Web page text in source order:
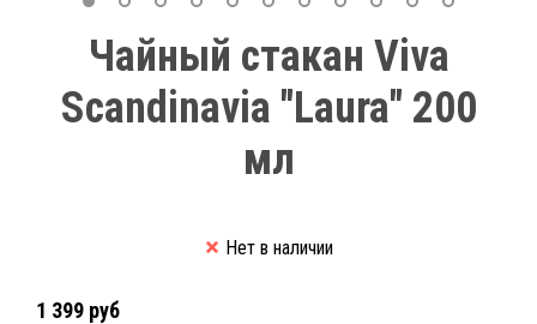
Чайный стакан Viva
Scandinavia "Laura" 200
мл
Нет в наличии
1 399 руб